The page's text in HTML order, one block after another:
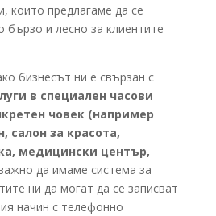
които предлагаме да се
бързо и лесно за клиентите
бизнесът ни е свързан с
в специален часови
човек (например
салон за красота,
медицински център,
да имаме система за
ни да могат да се записват
начин с телефонно